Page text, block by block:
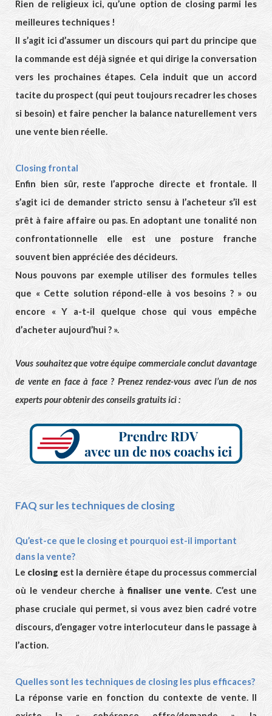
Rien de religieux ici, qu’une option de closing parmi les
meilleures techniques !
Il s’agit ici d’assumer un discours qui part du principe que
la commande est déjà signée et qui dirige la conversation
vers les prochaines étapes. Cela induit que un accord
tacite du prospect (qui peut toujours recadrer les choses
si besoin) et faire pencher la balance naturellement vers
une vente bien réelle.
Closing frontal
Enfin bien sûr, reste l’approche directe et frontale. Il
s’agit ici de demander stricto sensu à l’acheteur s’il est
prêt à faire affaire ou pas. En adoptant une tonalité non
confrontationnelle elle est une posture franche
souvent bien appréciée des décideurs.
Nous pouvons par exemple utiliser des formules telles
que « Cette solution répond-elle à vos besoins ? » ou
encore « Y a-t-il quelque chose qui vous empêche
d’acheter aujourd’hui ? ».
Vous souhaitez que votre équipe commerciale conclut davantage
de vente en face à face ? Prenez rendez-vous avec l’un de nos
experts pour obtenir des conseils gratuits ici :
FAQ sur les techniques de closing
Qu’est-ce que le closing et pourquoi est-il important
dans la vente?
Le closing est la dernière étape du processus commercial
où le vendeur cherche à finaliser une vente. C’est une
phase cruciale qui permet, si vous avez bien cadré votre
discours, d’engager votre interlocuteur dans le passage à
l’action.
Quelles sont les techniques de closing les plus efficaces?
La réponse varie en fonction du contexte de vente. Il